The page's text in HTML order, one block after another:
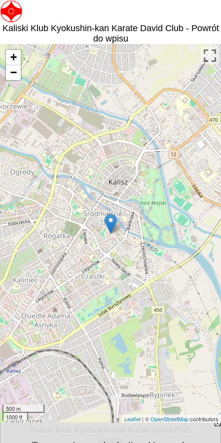
Kaliski Klub Kyokushin-kan Karate David Club - Powrót
do wpisu
+
−
500 m
1000 ft
Leaflet | ©OpenStreetMapcontributors
Treningi: